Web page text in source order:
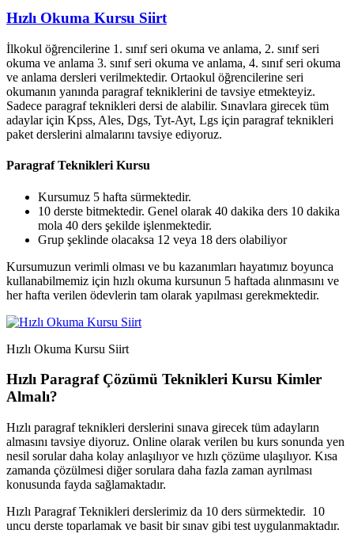
Hızlı Okuma Kursu Siirt
İlkokul öğrencilerine 1. sınıf seri okuma ve anlama, 2. sınıf seri
okuma ve anlama 3. sınıf seri okuma ve anlama, 4. sınıf seri okuma
ve anlama dersleri verilmektedir. Ortaokul öğrencilerine seri
okumanın yanında paragraf tekniklerini de tavsiye etmekteyiz.
Sadece paragraf teknikleri dersi de alabilir. Sınavlara girecek tüm
adaylar için Kpss, Ales, Dgs, Tyt-Ayt, Lgs için paragraf teknikleri
paket derslerini almalarını tavsiye ediyoruz.
Paragraf Teknikleri Kursu
Kursumuz 5 hafta sürmektedir.
10 derste bitmektedir. Genel olarak 40 dakika ders 10 dakika
mola 40 ders şekilde işlenmektedir.
Grup şeklinde olacaksa 12 veya 18 ders olabiliyor
Kursumuzun verimli olması ve bu kazanımları hayatımız boyunca
kullanabilmemiz için hızlı okuma kursunun 5 haftada alınmasını ve
her hafta verilen ödevlerin tam olarak yapılması gerekmektedir.
Hızlı Okuma Kursu Siirt
Hızlı Paragraf Çözümü Teknikleri Kursu Kimler
Almalı?
Hızlı paragraf teknikleri derslerini sınava girecek tüm adayların
almasını tavsiye diyoruz. Online olarak verilen bu kurs sonunda yen
nesil sorular daha kolay anlaşılıyor ve hızlı çözüme ulaşılıyor. Kısa
zamanda çözülmesi diğer sorulara daha fazla zaman ayrılması
konusunda fayda sağlamaktadır.
Hızlı Paragraf Teknikleri derslerimiz da 10 ders sürmektedir. 10
uncu derste toparlamak ve basit bir sınav gibi test uygulanmaktadır.